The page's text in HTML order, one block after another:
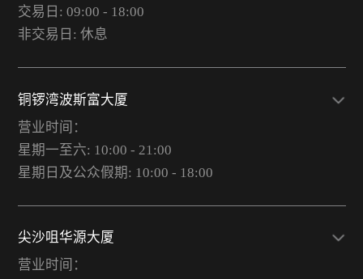
交易日: 09:00 - 18:00
非交易日: 休息
铜锣湾波斯富大厦
营业时间：
星期一至六: 10:00 - 21:00
星期日及公众假期: 10:00 - 18:00
尖沙咀华源大厦
营业时间：